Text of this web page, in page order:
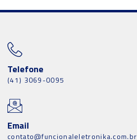
Telefone
(41) 3069-0095
Email
contato@funcionaleletronika.com.br